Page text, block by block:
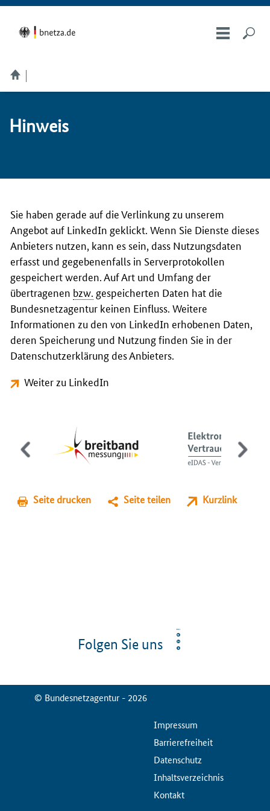
Hin­weis
Sie haben gerade auf die Verlinkung zu unserem
Angebot auf LinkedIn geklickt. Wenn Sie Dienste dieses
Anbieters nutzen, kann es sein, dass Nutzungsdaten
erfasst und gegebenenfalls in Serverprotokollen
gespeichert werden. Auf Art und Umfang der
übertragenen bzw. gespeicherten Daten hat die
Bundesnetzagentur keinen Einfluss. Weitere
Informationen zu den von LinkedIn erhobenen Daten,
deren Speicherung und Nutzung finden Sie in der
Datenschutzerklärung des Anbieters.
Weiter zu LinkedIn
Seite drucken Seite teilen Kurzlink
Folgen Sie uns
© Bundesnetzagentur - 2026
ServiceMenuImpressum
Barrierefreiheit
Datenschutz
Inhaltsverzeichnis
Kontakt